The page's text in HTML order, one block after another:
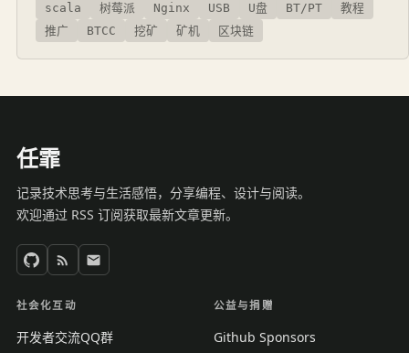
scala
树莓派 Nginx USB U盘 BT/PT
教程
推广
BTCC 挖矿 矿机 区块链
任霏
记录技术思考与生活感悟，分享编程、设计与阅读。
欢迎通过 RSS 订阅获取最新文章更新。
社会化互动
开发者交流QQ群
公益与捐赠
Github Sponsors